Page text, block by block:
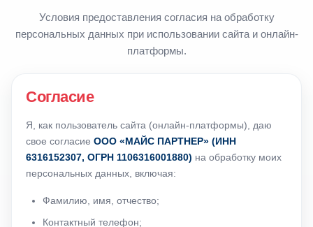
Условия предоставления согласия на обработку
персональных данных при использовании сайта и онлайн-
платформы.
Согласие
Я, как пользователь сайта (онлайн-платформы), даю
свое согласие ООО «МАЙС ПАРТНЕР» (ИНН
6316152307, ОГРН 1106316001880) на обработку моих
персональных данных, включая:
Фамилию, имя, отчество;
Контактный телефон;